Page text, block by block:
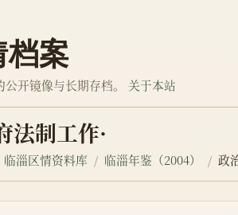
档案
开镜像与长期存档。 关于本站
法制工作·
临淄区情资料库 临淄年鉴（2004） 政